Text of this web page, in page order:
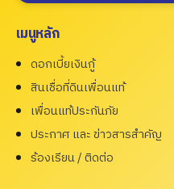
เมนูหลัก
ดอกเบี้ยเงินกู้
สินเชื่อที่ดินเพื่อนแท้
เพื่อนแท้ประกันภัย
ประกาศ และ ข่าวสารสำคัญ
ร้องเรียน / ติดต่อ